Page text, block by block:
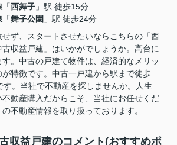
「西舞子 」駅 徒歩15分
「舞子公園 」駅 徒歩24分
せず、スタートさせたいならこちらの「西
収益戸建」はいかがでしょうか。高台に
。中古の戸建て物件は、経済的なメリッ
が特徴です。中古一戸建から駅まで徒歩
す。当社で不動産を探しませんか。人生
不動産購入だからこそ、当社にお任せくだ
不動産情報を取り扱っております。
収益戸建のコメント(おすすめポ